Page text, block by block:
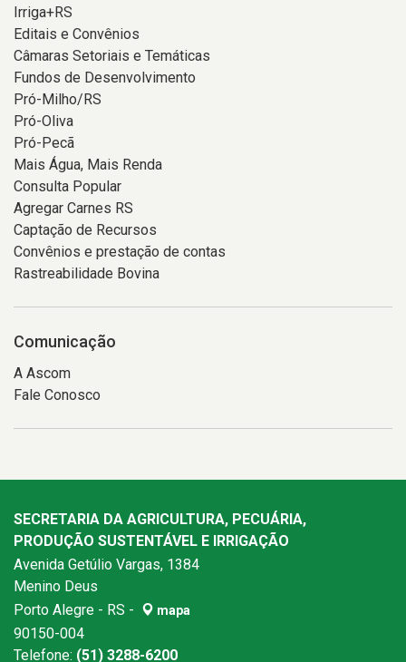
Irriga+RS
Editais e Convênios
Câmaras Setoriais e Temáticas
Fundos de Desenvolvimento
Pró-Milho/RS
Pró-Oliva
Pró-Pecã
Mais Água, Mais Renda
Consulta Popular
Agregar Carnes RS
Captação de Recursos
Convênios e prestação de contas
Rastreabilidade Bovina
Comunicação
A Ascom
Fale Conosco
SECRETARIA DA AGRICULTURA, PECUÁRIA,
PRODUÇÃO SUSTENTÁVEL E IRRIGAÇÃO
Avenida Getúlio Vargas, 1384
Menino Deus
Porto Alegre - RS -
mapa
90150-004
Telefone: (51) 3288-6200